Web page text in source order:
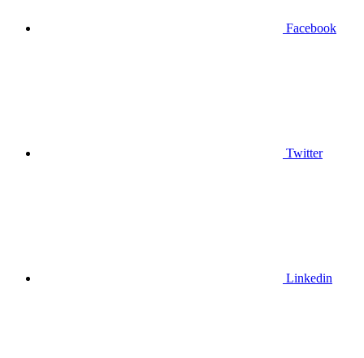
Facebook
Twitter
Linkedin